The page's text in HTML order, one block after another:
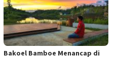
Bakoel Bamboe Menancap di